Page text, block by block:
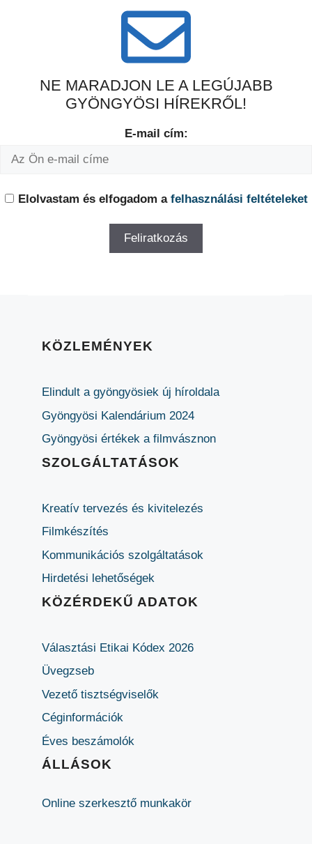
NE MARADJON LE A LEGÚJABB
GYÖNGYÖSI HÍREKRŐL!
E-mail cím:
Elolvastam és elfogadom a felhasználási feltételeket
KÖZLEMÉNYEK
Elindult a gyöngyösiek új híroldala
Gyöngyösi Kalendárium 2024
Gyöngyösi értékek a filmvásznon
SZOLGÁLTATÁSOK
Kreatív tervezés és kivitelezés
Filmkészítés
Kommunikációs szolgáltatások
Hirdetési lehetőségek
KÖZÉRDEKŰ ADATOK
Választási Etikai Kódex 2026
Üvegzseb
Vezető tisztségviselők
Céginformációk
Éves beszámolók
ÁLLÁSOK
Online szerkesztő munkakör